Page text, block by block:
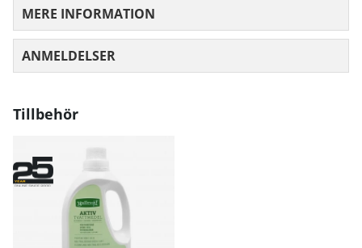
MERE INFORMATION
ANMELDELSER
Tillbehör